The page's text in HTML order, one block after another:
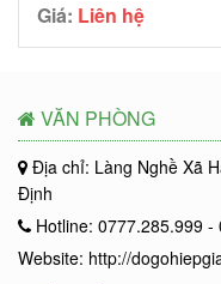
Giá: Liên hệ
VĂN PHÒNG
Địa chỉ: Làng Nghề Xã
Định
Hotline: 0777.285.999
Website: http://